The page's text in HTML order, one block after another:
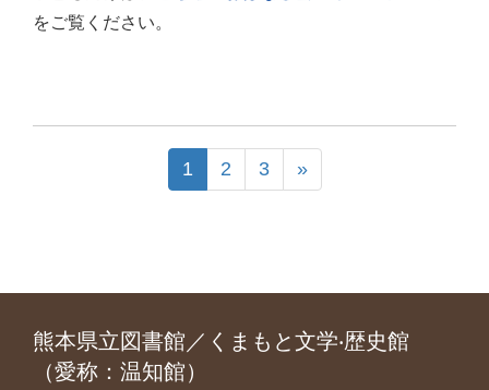
をご覧ください。
1 2 3 »
熊本県立図書館／くまもと文学‧歴史館
（愛称：温知館）